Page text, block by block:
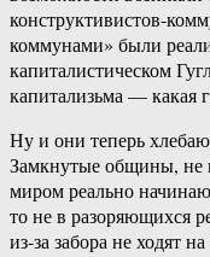
конструктивистов-
коммунами» были
капиталистическом
капитализьма — какая
Ну и они теперь
Замкнутые общины,
миром реально
то не в разоряющихся
из-за забора не ходят